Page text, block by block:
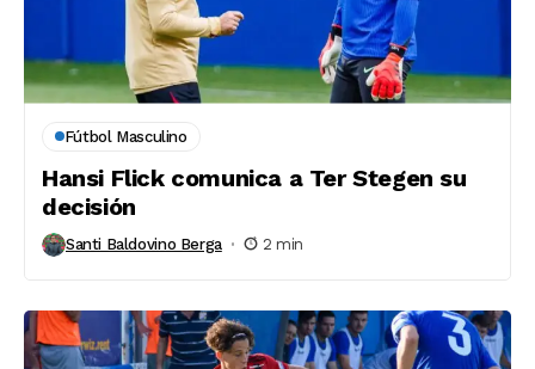
Fútbol Masculino
Hansi Flick comunica a Ter Stegen su
decisión
Santi Baldovino Berga 2 min